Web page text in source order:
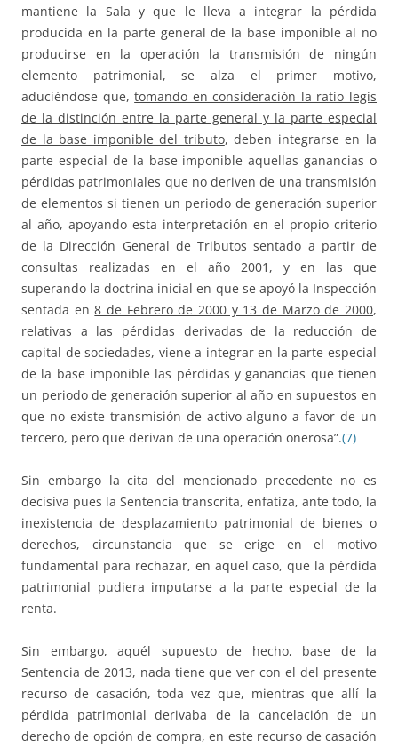
mantiene la Sala y que le lleva a integrar la pérdida
producida en la parte general de la base imponible al no
producirse en la operación la transmisión de ningún
elemento patrimonial, se alza el primer motivo,
aduciéndose que,tomando en consideración la ratio legis
de la distinción entre la parte general y la parte especial
de la base imponible del tributo, deben integrarse en la
parte especial de la base imponible aquellas ganancias o
pérdidas patrimoniales que no deriven de una transmisión
de elementos si tienen un periodo de generación superior
al año, apoyando esta interpretación en el propio criterio
de la Dirección General de Tributos sentado a partir de
consultas realizadas en el año 2001, y en las que
superando la doctrina inicial en que se apoyó la Inspección
sentada en8 de Febrero de 2000 y 13 de Marzo de 2000,
relativas a las pérdidas derivadas de la reducción de
capital de sociedades, viene a integrar en la parte especial
de la base imponible las pérdidas y ganancias que tienen
un periodo de generación superior al año en supuestos en
que no existe transmisión de activo alguno a favor de un
tercero, pero que derivan de una operación onerosa”.(7)
Sin embargo la cita del mencionado precedente no es
decisiva pues la Sentencia transcrita, enfatiza, ante todo, la
inexistencia de desplazamiento patrimonial de bienes o
derechos, circunstancia que se erige en el motivo
fundamental para rechazar, en aquel caso, que la pérdida
patrimonial pudiera imputarse a la parte especial de la
renta.
Sin embargo, aquél supuesto de hecho, base de la
Sentencia de 2013, nada tiene que ver con el del presente
recurso de casación, toda vez que, mientras que allí la
pérdida patrimonial derivaba de la cancelación de un
derecho de opción de compra, en este recurso de casación